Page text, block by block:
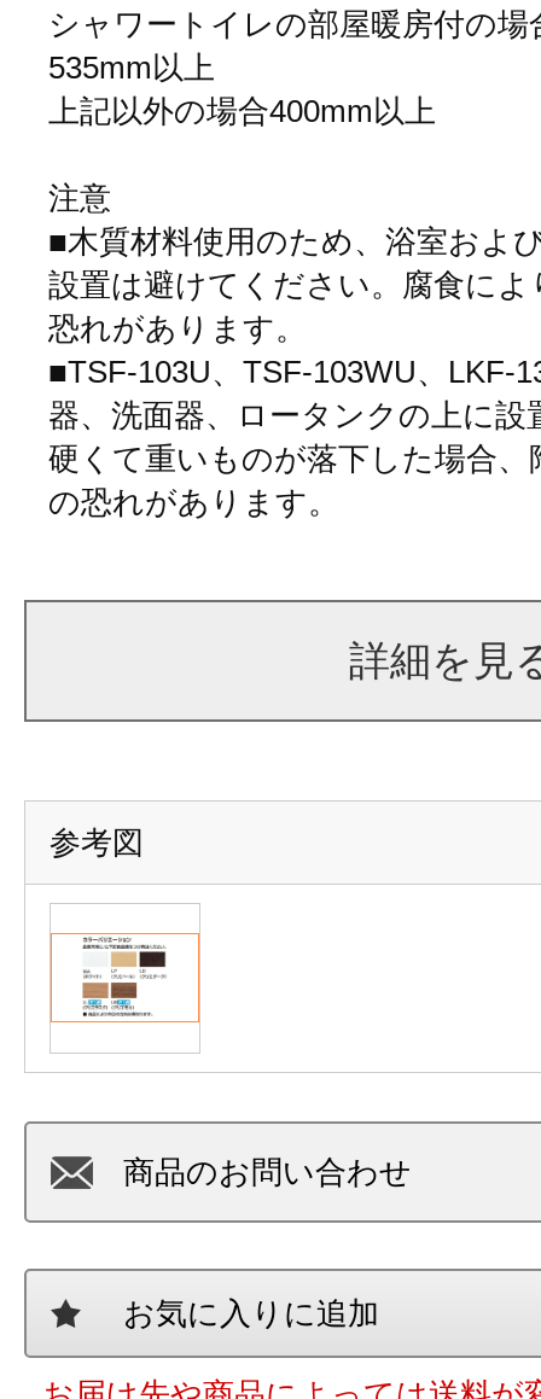
シャワートイレの部屋暖房付の
535mm以上
上記以外の場合400mm以上
注意
■木質材料使用のため、浴室およ
設置は避けてください。腐食に
恐れがあります。
■TSF-103U、TSF-103WU、LKF-
器、洗面器、ロータンクの上に
硬くて重いものが落下した場合
の恐れがあります。
詳細を見
参考図
商品のお問い合わせ
お気に入りに追加